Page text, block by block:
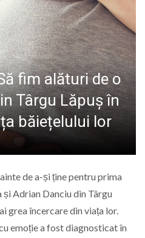
fim alături de o
Târgu Lăpuș în
băiețelului lor
de a-și ține pentru prima
Adrian Danciu din Târgu
grea încercare din viața lor.
emoție a fost diagnosticat în